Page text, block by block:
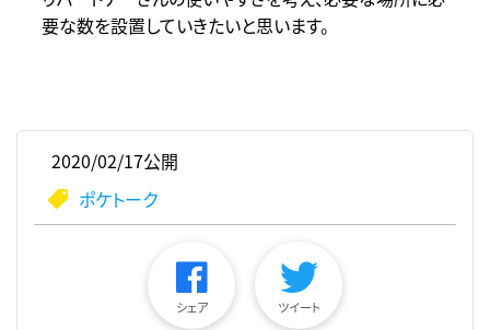
要な数を設置していきたいと思います。
2020/02/17公開
ポケトーク
シェア ツイート